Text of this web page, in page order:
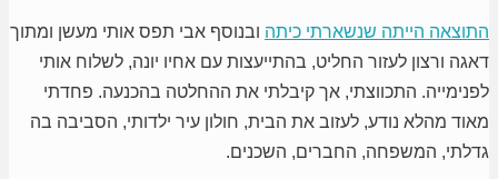
התוצאה הייתה שנשארתי כיתה ובנוסף אבי תפס אותי מעשן ומתוך
דאגה ורצון לעזור החליט, בהתייעצות עם אחיו יונה, לשלוח אותי
לפנימייה. התכווצתי, אך קיבלתי את ההחלטה בהכנעה. פחדתי
מאוד מהלא נודע, לעזוב את הבית, חולון עיר ילדותי, הסביבה בה
גדלתי, המשפחה, החברים, השכנים.